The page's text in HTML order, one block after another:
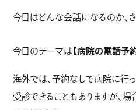
今日はどんな会話になるのか、さ
今日のテーマは 【病院の電話予約
海外では、予約なしで病院に行
受診できることもありますが、